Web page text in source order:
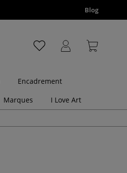
Blog
Encadrement
Marques I Love Art